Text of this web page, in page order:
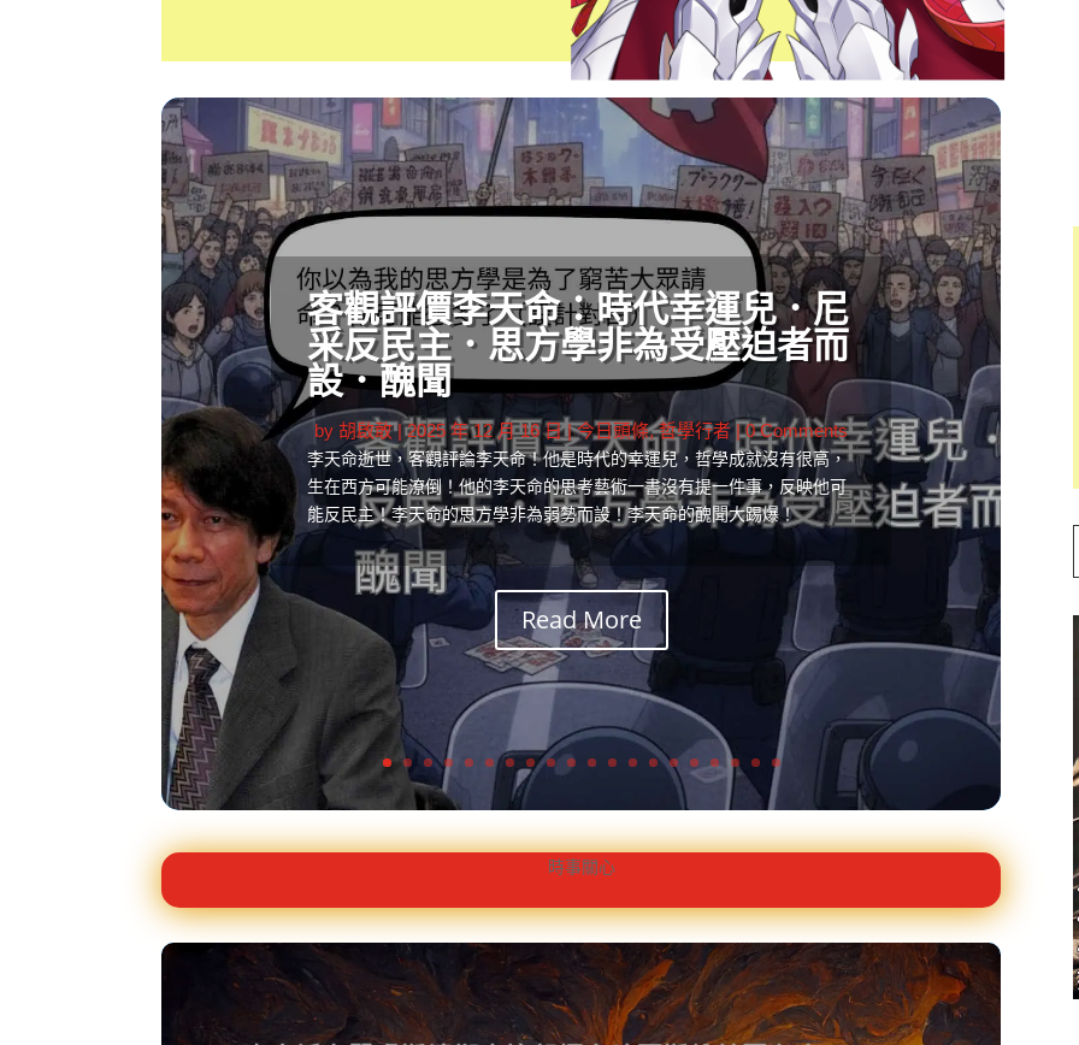
客觀評價李天命：時代幸運兒．尼
采反民主．思方學非為受壓迫者而
設．醜聞
by胡啟敢|2025 年 12 月 16 日|今日頭條,哲學行者| 0 Comments
李天命逝世，客觀評論李天命！他是時代的幸運兒，哲學成就沒有很高，
生在西方可能潦倒！他的李天命的思考藝術一書沒有提一件事，反映他可
能反民主！李天命的思方學非為弱勢而設！李天命的醜聞大踢爆！
Read More
時事關心